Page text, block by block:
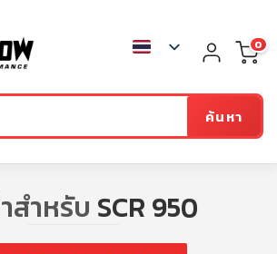
ค้นหา
0
สำหรับ SCR 950